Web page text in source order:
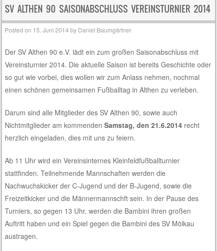
SV ALTHEN 90 SAISONABSCHLUSS VEREINSTURNIER 2014
Posted on 15. Juni 2014 by Daniel Baumgärtner
Der SV Althen 90 e.V. lädt ein zum großen Saisonabschluss mit
Vereinsturnier 2014. Die aktuelle Saison ist bereits Geschichte oder
so gut wie vorbei, dies wollen wir zum Anlass nehmen, nochmal
einen schönen gemeinsamen Fußballtag in Althen zu verleben.
Darum sind alle Mitglieder des SV Althen 90, sowie auch
Nichtmitglieder am kommendenSamstag, den 21.6.2014 recht
herzlich eingeladen, dies mit uns zu feiern.
Ab 11 Uhr wird ein Vereinsinternes Kleinfeldfußballturnier
stattfinden. Teilnehmende Mannschaften werden die
Nachwuchskicker der C-Jugend und der B-Jugend, sowie die
Freizeitkicker und die Männermannschft sein. In der Pause des
Turniers, so gegen 13 Uhr, werden die Bambini ihren großen
Auftritt haben und ein Spiel gegen die Bambini des SV Mölkau
austragen.